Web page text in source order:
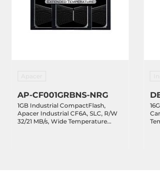
AP-CF001GRBNS-NRG
1GB Industrial CompactFlash,
Apacer Industrial CF6A, SLC, R/W
32/21 MB/s, Wide Temperature